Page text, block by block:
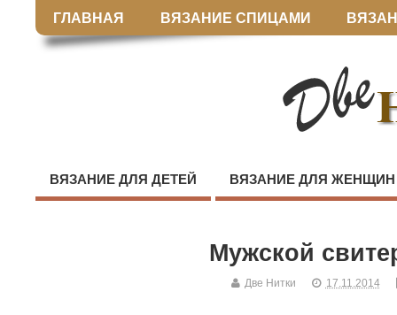
ГЛАВНАЯ ВЯЗАНИЕ СПИЦАМИ
ВЯЗАНИЕ ДЛЯ ДЕТЕЙ ВЯЗАНИЕ ДЛЯ ЖЕНЩИН
Мужской
Две Нитки 17.11.2014